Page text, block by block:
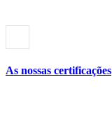
As nossas certificações